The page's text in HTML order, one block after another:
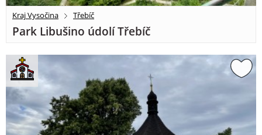
Kraj Vysočina Třebíč
Park Libušino údolí Třebíč